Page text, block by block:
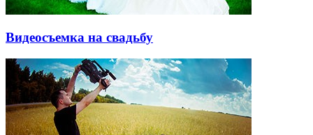
Видеосъемка на свадьбу